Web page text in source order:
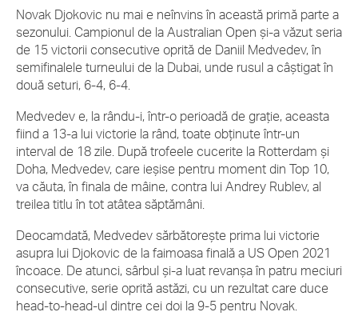
Novak Djokovic nu mai e neînvins în această primă parte a
sezonului. Campionul de la Australian Open și-a văzut seria
de 15 victorii consecutive oprită de Daniil Medvedev, în
semifinalele turneului de la Dubai, unde rusul a câștigat în
două seturi, 6-4, 6-4.
Medvedev e, la rându-i, într-o perioadă de grație, aceasta
fiind a 13-a lui victorie la rând, toate obținute într-un
interval de 18 zile. După trofeele cucerite la Rotterdam și
Doha, Medvedev, care ieșise pentru moment din Top 10,
va căuta, în finala de mâine, contra lui Andrey Rublev, al
treilea titlu în tot atâtea săptămâni.
Deocamdată, Medvedev sărbătorește prima lui victorie
asupra lui Djokovic de la faimoasa finală a US Open 2021
încoace. De atunci, sârbul și-a luat revanșa în patru meciuri
consecutive, serie oprită astăzi, cu un rezultat care duce
head-to-head-ul dintre cei doi la 9-5 pentru Novak.